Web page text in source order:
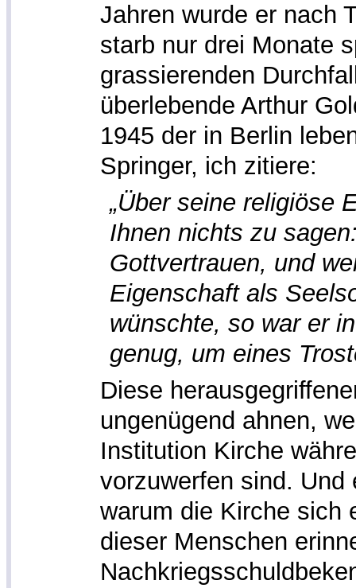
Jahren wurde er nach
starb nur drei Monate
grassierenden
überlebende Arthur
1945 der in Berlin
Springer, ich zitiere:
„Über seine religiöse
Ihnen nichts zu
Gottvertrauen, und
Eigenschaft als
wünschte, so war er
genug, um eines
Diese
ungenügend ahnen,
Institution Kirche
vorzuwerfen sind.
warum die Kirche sich
dieser Menschen